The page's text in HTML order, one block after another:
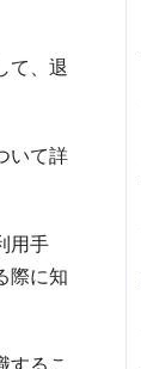
て、退
いて詳
用手
際に知
するこ